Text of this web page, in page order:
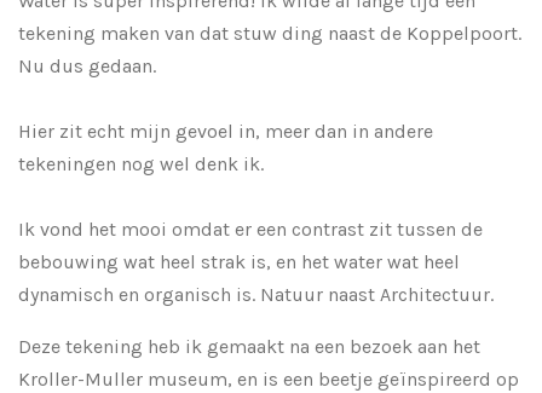
tekening maken van dat stuw ding naast de Koppelpoort.
Nu dus gedaan.
Hier zit echt mijn gevoel in, meer dan in andere
tekeningen nog wel denk ik.
Ik vond het mooi omdat er een contrast zit tussen de
bebouwing wat heel strak is, en het water wat heel
dynamisch en organisch is. Natuur naast Architectuur.
Deze tekening heb ik gemaakt na een bezoek aan het
Kroller-Muller museum, en is een beetje geïnspireerd op